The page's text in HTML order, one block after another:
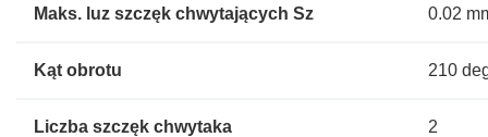
Maks. luz szczęk chwytających Sz 0.02
Kąt obrotu 210
Liczba szczęk chwytaka 2